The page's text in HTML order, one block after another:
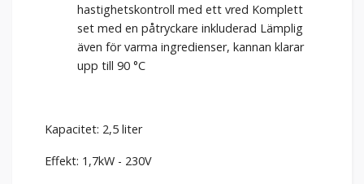
hastighetskontroll med ett vred Komplett
set med en påtryckare inkluderad Lämplig
även för varma ingredienser, kannan klarar
upp till 90 °C
Kapacitet: 2,5 liter
Effekt: 1,7kW - 230V